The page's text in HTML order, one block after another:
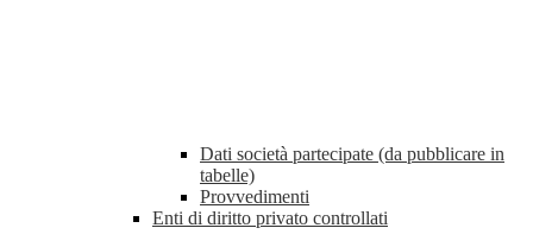
Dati società partecipate (da pubblicare in
tabelle)
Provvedimenti
Enti di diritto privato controllati